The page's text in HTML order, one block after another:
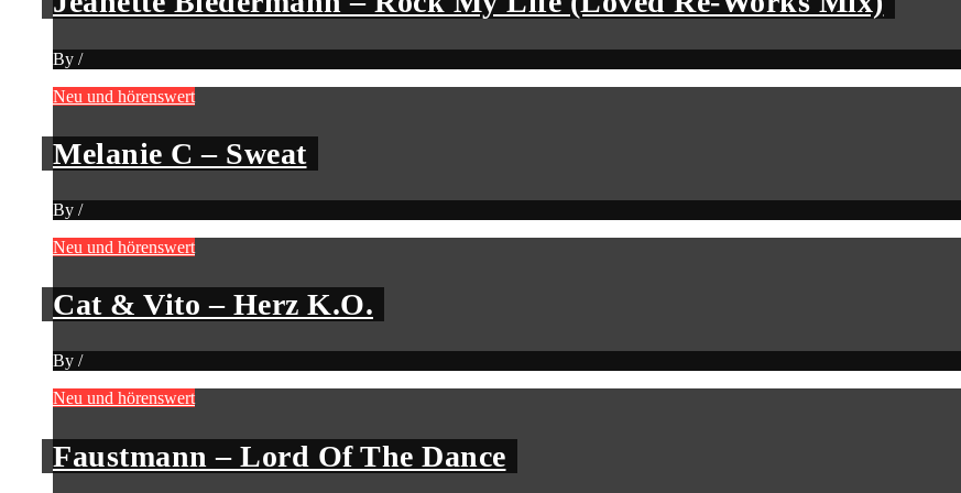
By /
Neu und hörenswert
Melanie C – Sweat
By /
Neu und hörenswert
Cat & Vito – Herz K.O.
By /
Neu und hörenswert
Faustmann – Lord Of The Dance